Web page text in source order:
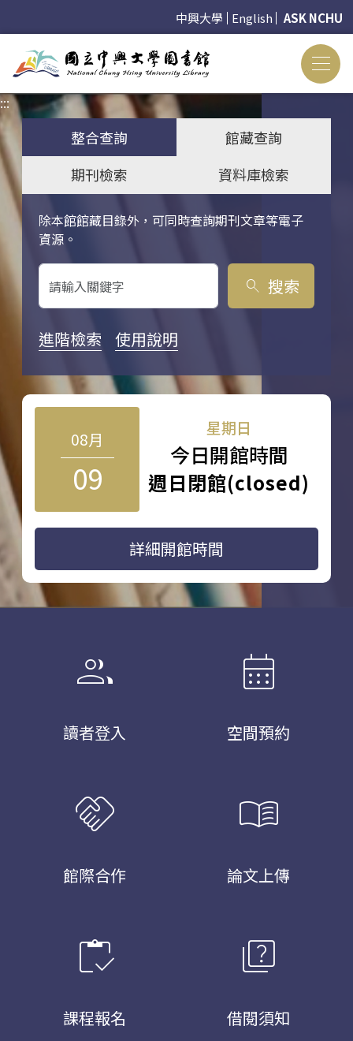
中興大學 English ASK NCHU
:::
整合查詢
館藏查詢
期刊檢索
資料庫檢索
除本館館藏目錄外，可同時查詢期刊文章等電子
資源。
關鍵字搜尋
search 搜索
進階檢索 使用說明
08月
09
星期日
今日開館時間
週日閉館(closed)
詳細開館時間
group
讀者登入
calendar_month
空間預約
handshake
館際合作
menu_book
論文上傳
inventory
課程報名
quiz
借閱須知